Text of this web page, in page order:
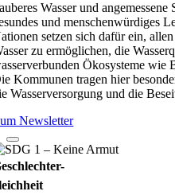
Wasser und
und menschenwürdiges
setzen sich dafür ein,
zu ermöglichen, die
Ökosysteme wie
Kommunen tragen hier
Wasserversorgung und die
Newsletter